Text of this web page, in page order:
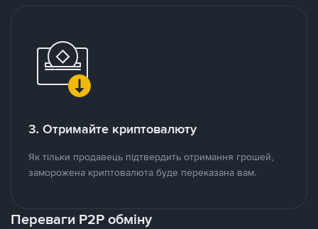
3. Отримайте криптовалюту
Як тільки продавець підтвердить отримання грошей,
заморожена криптовалюта буде переказана вам.
Переваги P2P обміну